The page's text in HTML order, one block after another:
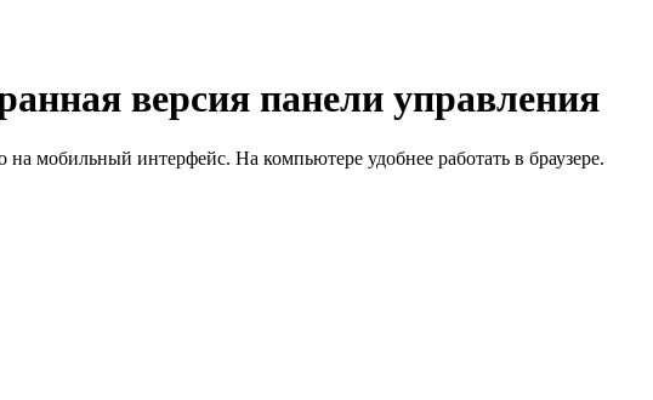
версия панели управления
мобильный интерфейс. На компьютере удобнее работать в браузере.